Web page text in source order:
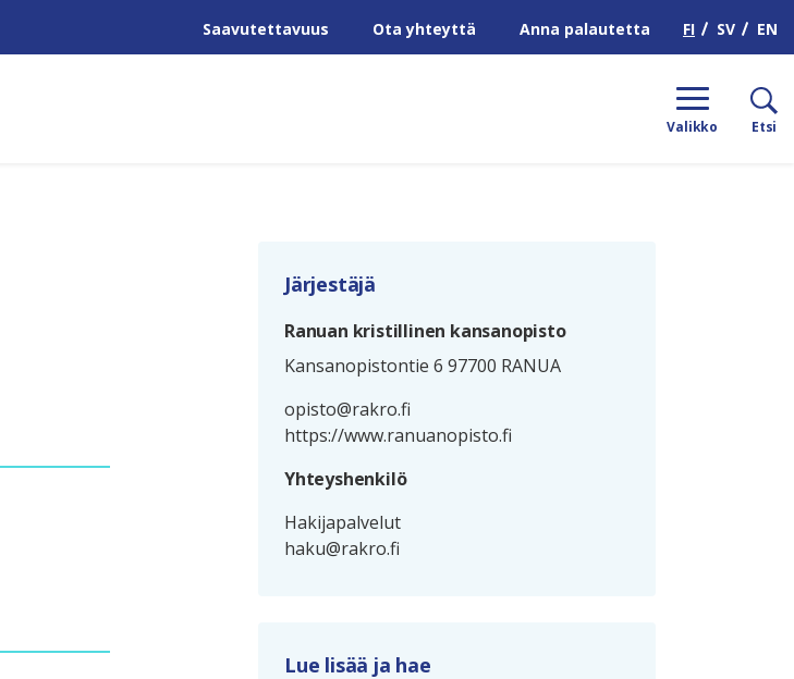
Saavutettavuus Ota yhteyttä Anna palautetta FI SV EN
Valikko Etsi
Järjestäjä
Ranuan kristillinen kansanopisto
Kansanopistontie 6 97700 RANUA
opisto@rakro.fi
https://www.ranuanopisto.fi
Yhteyshenkilö
Hakijapalvelut
haku@rakro.fi
Lue lisää ja hae